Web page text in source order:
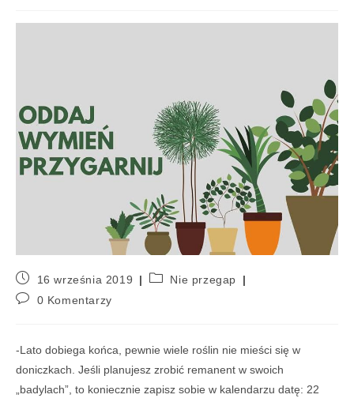
16 września 2019
Nie przegap
0 Komentarzy
-Lato dobiega końca, pewnie wiele roślin nie mieści się w
doniczkach. Jeśli planujesz zrobić remanent w swoich
„badylach”, to koniecznie zapisz sobie w kalendarzu datę: 22